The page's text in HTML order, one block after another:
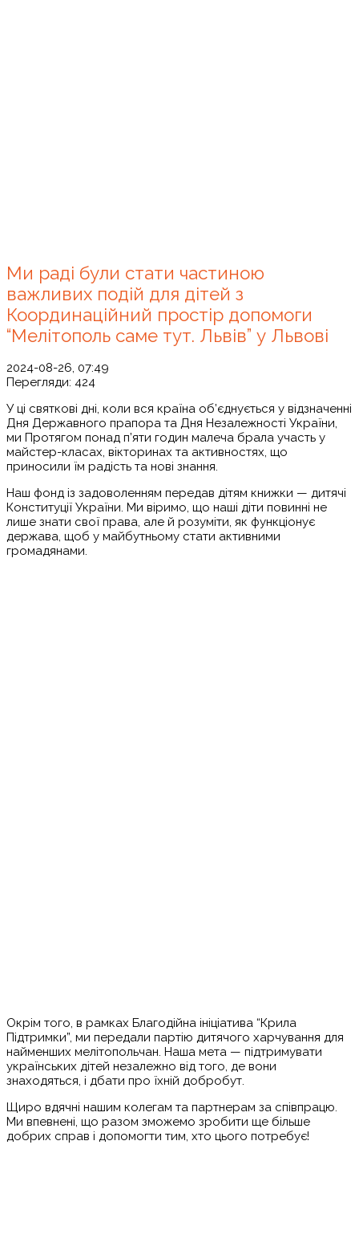
Ми раді були стати частиною
важливих подій для дітей з
Координаційний простір допомоги
“Мелітополь саме тут. Львів” у Львові
2024-08-26, 07:49
Перегляди: 424
У ці святкові дні, коли вся країна об’єднується у відзначенні
Дня Державного прапора та Дня Незалежності України,
ми Протягом понад п’яти годин малеча брала участь у
майстер-класах, вікторинах та активностях, що
приносили їм радість та нові знання.
Наш фонд із задоволенням передав дітям книжки — дитячі
Конституції України. Ми віримо, що наші діти повинні не
лише знати свої права, але й розуміти, як функціонує
держава, щоб у майбутньому стати активними
громадянами.
Окрім того, в рамках Благодійна ініціатива “Крила
Підтримки”, ми передали партію дитячого харчування для
найменших мелітопольчан. Наша мета — підтримувати
українських дітей незалежно від того, де вони
знаходяться, і дбати про їхній добробут.
Щиро вдячні нашим колегам та партнерам за співпрацю.
Ми впевнені, що разом зможемо зробити ще більше
добрих справ і допомогти тим, хто цього потребує!